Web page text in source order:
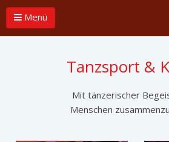
Menü
Tanzsport &
Mit tänzerischer
Menschen